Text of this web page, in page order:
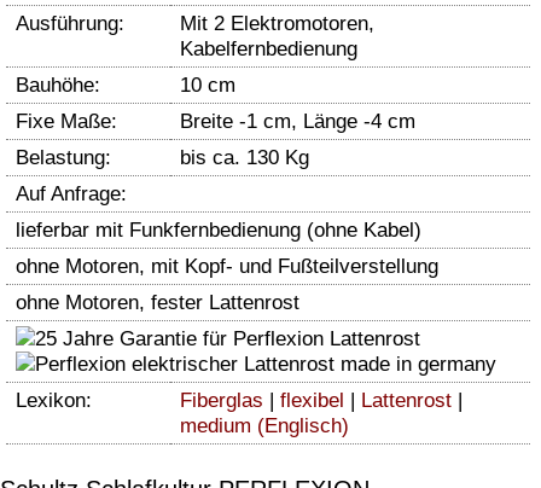
Ausführung:
Mit 2 Elektromotoren,
Kabelfernbedienung
Bauhöhe:
10 cm
Fixe Maße:
Breite -1 cm, Länge -4 cm
Belastung:
bis ca. 130 Kg
Auf Anfrage:
lieferbar mit Funkfernbedienung (ohne Kabel)
ohne Motoren, mit Kopf- und Fußteilverstellung
ohne Motoren, fester Lattenrost
Lexikon: Fiberglas | flexibel | Lattenrost |
medium (Englisch)